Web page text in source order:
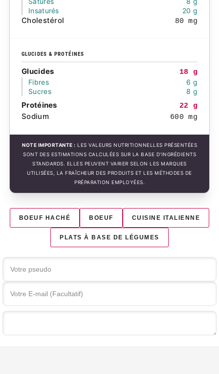
Insaturés
20 g
Cholestérol 80 mg
GLUCIDES & PROTÉINES
Glucides
18 g
Fibres
6 g
Sucres
8 g
Protéines 22 g
Sodium 600 mg
NOTE IMPORTANTE : LES VALEURS NUTRITIONNELLES PRÉSENTÉES
SONT DES ESTIMATIONS CALCULÉES SUR LA BASE D'INGRÉDIENTS
STANDARDS. ELLES PEUVENT VARIER SELON LES MARQUES
UTILISÉES, LA FRAÎCHEUR DES PRODUITS ET LES MÉTHODES DE
PRÉPARATION EMPLOYÉES.
BOEUF HACHÉ BOEUF CUISINE ITALIENNE
PLATS À BASE DE LÉGUMES
Votre commentaire